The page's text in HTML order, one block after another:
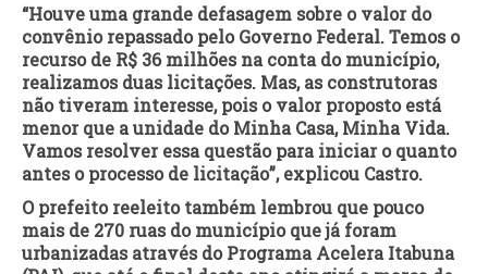
“Houve uma grande defasagem sobre o valor do
convênio repassado pelo Governo Federal. Temos o
recurso de R$ 36 milhões na conta do município,
realizamos duas licitações. Mas, as construtoras
não tiveram interesse, pois o valor proposto está
menor que a unidade do Minha Casa, Minha Vida.
Vamos resolver essa questão para iniciar o quanto
antes o processo de licitação”, explicou Castro.
O prefeito reeleito também lembrou que pouco
mais de 270 ruas do município que já foram
urbanizadas através do Programa Acelera Itabuna